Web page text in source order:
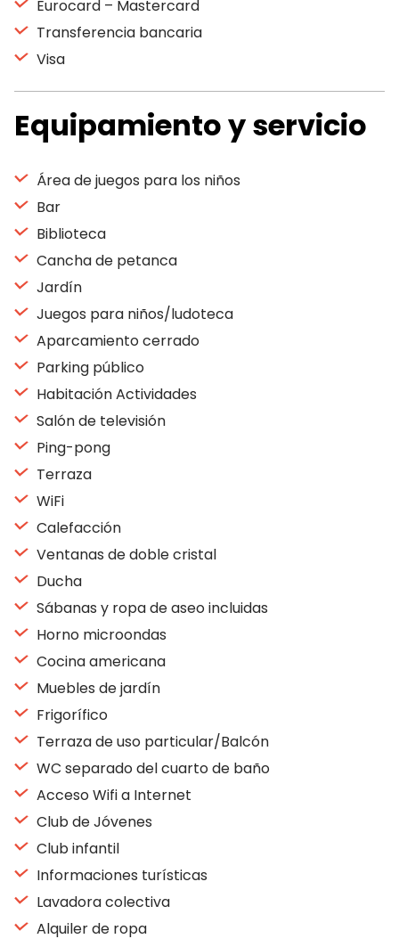
Eurocard – Mastercard
Transferencia bancaria
Visa
Equipamiento y servicio
Área de juegos para los niños
Bar
Biblioteca
Cancha de petanca
Jardín
Juegos para niños/ludoteca
Aparcamiento cerrado
Parking público
Habitación Actividades
Salón de televisión
Ping-pong
Terraza
WiFi
Calefacción
Ventanas de doble cristal
Ducha
Sábanas y ropa de aseo incluidas
Horno microondas
Cocina americana
Muebles de jardín
Frigorífico
Terraza de uso particular/Balcón
WC separado del cuarto de baño
Acceso Wifi a Internet
Club de Jóvenes
Club infantil
Informaciones turísticas
Lavadora colectiva
Alquiler de ropa